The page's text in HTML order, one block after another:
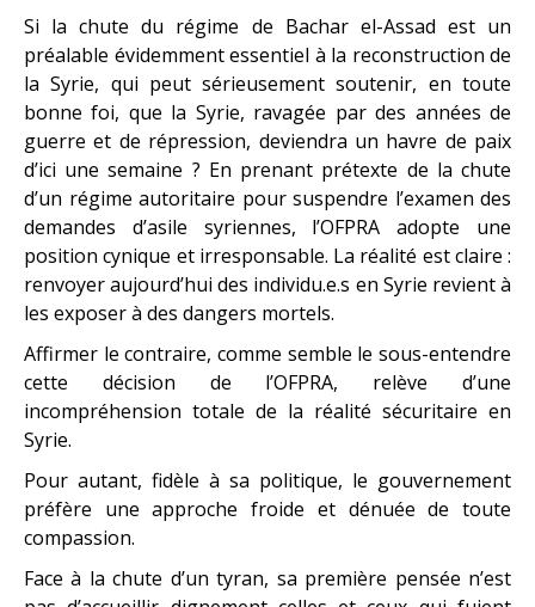
Si la chute du régime de Bachar el-Assad est un
préalable évidemment essentiel à la reconstruction de
la Syrie, qui peut sérieusement soutenir, en toute
bonne foi, que la Syrie, ravagée par des années de
guerre et de répression, deviendra un havre de paix
d’ici une semaine ? En prenant prétexte de la chute
d’un régime autoritaire pour suspendre l’examen des
demandes d’asile syriennes, l’OFPRA adopte une
position cynique et irresponsable. La réalité est claire :
renvoyer aujourd’hui des individu.e.s en Syrie revient à
les exposer à des dangers mortels.
Affirmer le contraire, comme semble le sous-entendre
cette décision de l’OFPRA, relève d’une
incompréhension totale de la réalité sécuritaire en
Syrie.
Pour autant, fidèle à sa politique, le gouvernement
préfère une approche froide et dénuée de toute
compassion.
Face à la chute d’un tyran, sa première pensée n’est